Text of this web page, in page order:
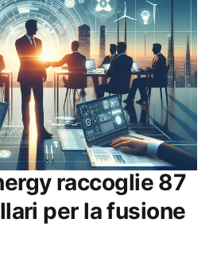
raccoglie 87
per la fusione